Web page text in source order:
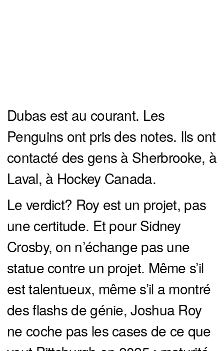
Dubas est au courant. Les
Penguins ont pris des notes. Ils ont
contacté des gens à Sherbrooke, à
Laval, à Hockey Canada.
Le verdict? Roy est un projet, pas
une certitude. Et pour Sidney
Crosby, on n’échange pas une
statue contre un projet. Même s’il
est talentueux, même s’il a montré
des flashs de génie, Joshua Roy
ne coche pas les cases de ce que